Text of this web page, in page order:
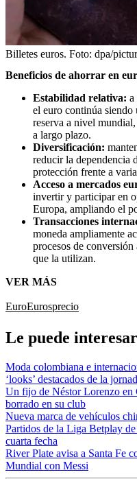
Billetes euros. Foto: dpa/
Beneficios de ahorrar en
Estabilidad relativa: a
el euro continúa siendo
reserva a nivel
a largo plazo.
Diversificación:
reducir la dependencia
protección frente a
Acceso a mercados
invertir y participar en
Europa, ampliando el
Transacciones
moneda ampliamente
procesos de
que la utilizan.
VER MÁS
EuroEurosprecio
Le puede interesar
Moda colombiana e
‘looks’ destacados de la
Un fijo de Néstor Lorenzo en
borrado en su club
Nueva marca de vehículos
Partidos de la Liga Betplay
cuarta fecha
River Plate avisa a Santa Fe
Mundial con Messi